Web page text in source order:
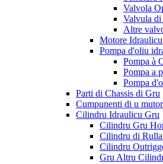
Valvola
Valvula
Altre
Motore
Pompa d'oliu
Pompa à
Pompa a
Pompa
Parti di Chassis di Gru
Cumpunenti di u
Cilindru Idraulicu Gru
Cilindru Gru
Cilindru di
Cilindru
Gru Altru